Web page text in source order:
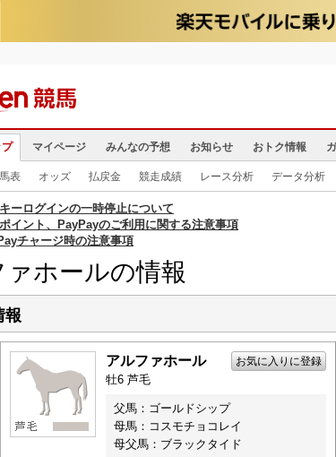
マイページ みんなの予想 お知らせ おトク情報
表 オッズ 払戻金 競走成績 レース分析 データ分析
キーログインの一時停止について
ポイント、PayPayのご利用に関する注意事項
チャージ時の注意事項
ァホールの情報
報
アルファホール お気に入りに登録
牡6 芦毛
父馬：ゴールドシップ
母馬：コスモチョコレイ
母父馬：ブラックタイド